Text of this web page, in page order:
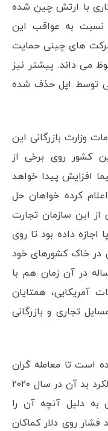
با ارتش چین شده
نسبت به عواقب این
های چینی حمایت
می داند. پیشتر نیز
چینی توسط اپل حذف شده
وزارت بازرگانی این
کشور روی برخی از
افزایش پیدا خواهد
کرده خواهان حل
این سازمان تجارت
اجازه داده بود تا روی
در خاک کشورهای خود
در آن زمان هم با
آمریکایی، همتایان
تجاری و بازرگانی
است تا معامله گران
نسبت به احیای سریع دلار پس از عملکرد بد آن در سال ۲۰۲۰
به دلیل آنچه آن را
روی دلار کماکان